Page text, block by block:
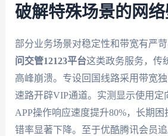
破解特殊场景的网
部分业务场景对稳定性和带宽有严
问交管12123平台这类政务服务，传
高峰崩溃。专设回国线路采用带宽
速路开辟VIP通道。实测显示使用定
APP操作响应速度提升80%，长期
错率显著下降。至于优酷腾讯会员